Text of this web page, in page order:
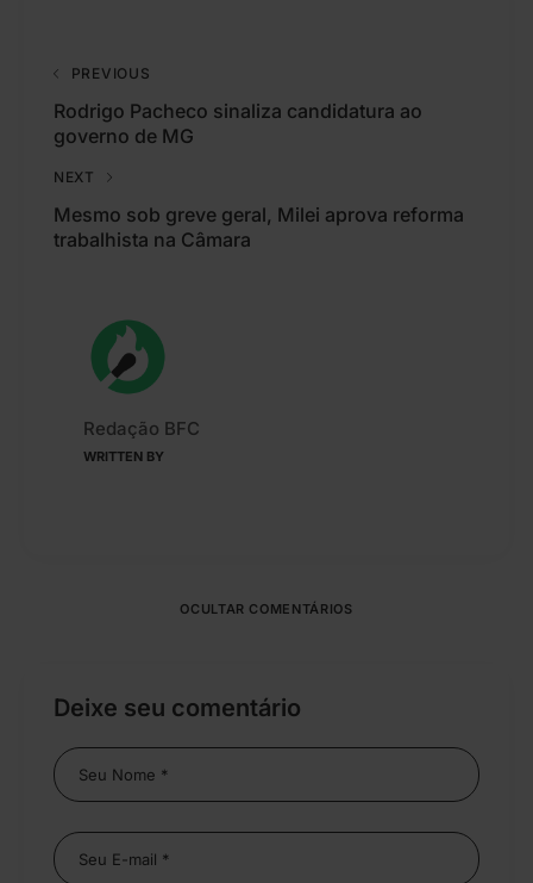
PREVIOUS
Rodrigo Pacheco sinaliza candidatura ao
governo de MG
NEXT
Mesmo sob greve geral, Milei aprova reforma
trabalhista na Câmara
WRITTEN BY
Redação BFC
OCULTAR COMENTÁRIOS
Deixe seu comentário